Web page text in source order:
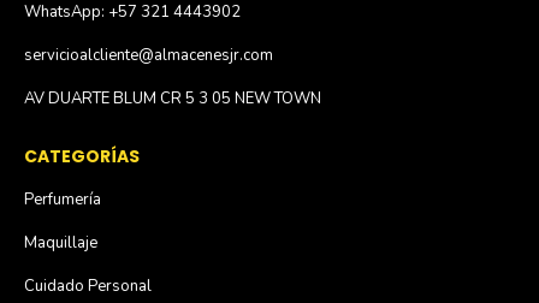
WhatsApp: +57 321 4443902
servicioalcliente@almacenesjr.com
AV DUARTE BLUM CR 5 3 05 NEW TOWN
CATEGORÍAS
Perfumería
Maquillaje
Cuidado Personal